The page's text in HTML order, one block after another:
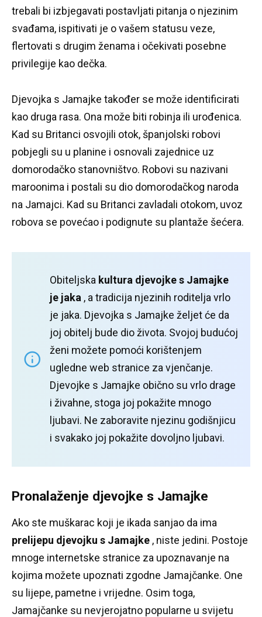
trebali bi izbjegavati postavljati pitanja o njezinim
svađama, ispitivati ​​je o vašem statusu veze,
flertovati s drugim ženama i očekivati ​​posebne
privilegije kao dečka.
Djevojka s Jamajke također se može identificirati
kao druga rasa. Ona može biti robinja ili urođenica.
Kad su Britanci osvojili otok, španjolski robovi
pobjegli su u planine i osnovali zajednice uz
domorodačko stanovništvo. Robovi su nazivani
maroonima i postali su dio domorodačkog naroda
na Jamajci. Kad su Britanci zavladali otokom, uvoz
robova se povećao i podignute su plantaže šećera.
Obiteljska kultura djevojke s Jamajke
je jaka , a tradicija njezinih roditelja vrlo
je jaka. Djevojka s Jamajke željet će da
joj obitelj bude dio života. Svojoj budućoj
ženi možete pomoći korištenjem
ugledne web stranice za vjenčanje.
Djevojke s Jamajke obično su vrlo drage
i živahne, stoga joj pokažite mnogo
ljubavi. Ne zaboravite njezinu godišnjicu
i svakako joj pokažite dovoljno ljubavi.
Pronalaženje djevojke s Jamajke
Ako ste muškarac koji je ikada sanjao da ima
prelijepu djevojku s Jamajke , niste jedini. Postoje
mnoge internetske stranice za upoznavanje na
kojima možete upoznati zgodne Jamajčanke. One
su lijepe, pametne i vrijedne. Osim toga,
Jamajčanke su nevjerojatno popularne u svijetu